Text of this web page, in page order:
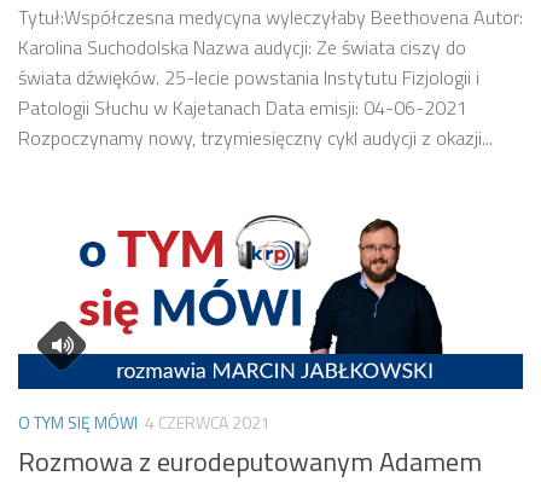
Tytuł:Współczesna medycyna wyleczyłaby Beethovena Autor:
Karolina Suchodolska Nazwa audycji: Ze świata ciszy do
świata dźwięków. 25-lecie powstania Instytutu Fizjologii i
Patologii Słuchu w Kajetanach Data emisji: 04-06-2021
Rozpoczynamy nowy, trzymiesięczny cykl audycji z okazji...
O TYM SIĘ MÓWI 4 CZERWCA 2021
Rozmowa z eurodeputowanym Adamem